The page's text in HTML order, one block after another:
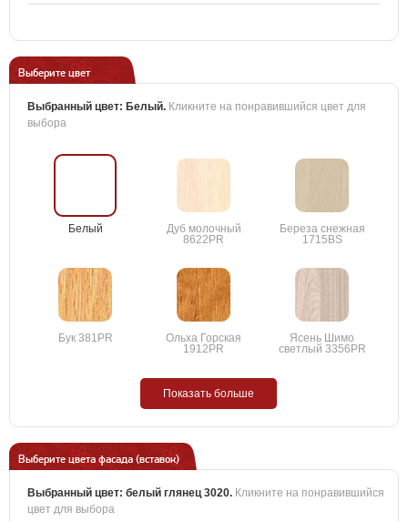
Выберите цвет
Выбранный цвет: Белый. Кликните на понравившийся цвет для
выбора
Белый
Дуб молочный
8622PR
Береза снежная
1715BS
Бук 381PR
Ольха Горская
1912PR
Ясень Шимо
светлый 3356PR
Показать больше
Выберите цвета фасада (вставок)
Выбранный цвет: белый глянец 3020. Кликните на понравившийся
цвет для выбора